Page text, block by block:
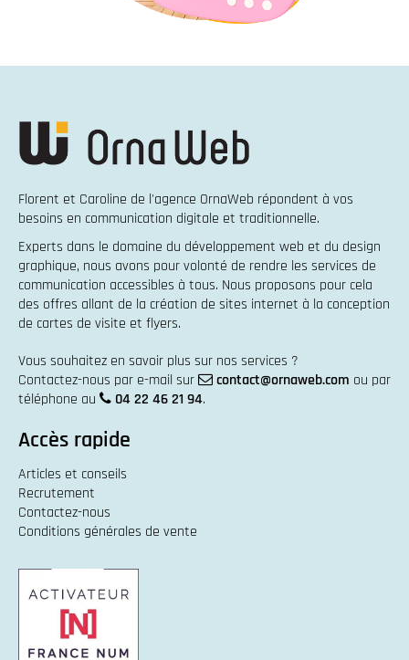
Florent et Caroline de l'agence OrnaWeb répondent à vos
besoins en communication digitale et traditionnelle.
Experts dans le domaine du développement web et du design
graphique, nous avons pour volonté de rendre les services de
communication accessibles à tous. Nous proposons pour cela
des offres allant de la création de sites internet à la conception
de cartes de visite et flyers.
Vous souhaitez en savoir plus sur nos services ?
Contactez-nous par e-mail sur
contact@ornaweb.com ou par
téléphone au
04 22 46 21 94.
Accès rapide
Articles et conseils
Recrutement
Contactez-nous
Conditions générales de vente